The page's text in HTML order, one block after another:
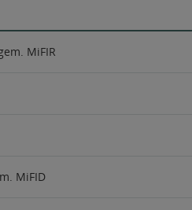
MiFIR
MiFID